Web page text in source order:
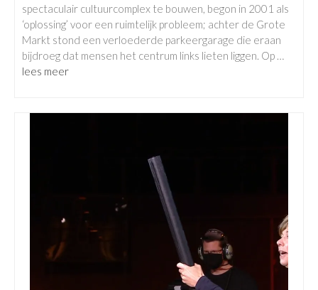
spectaculair cultuurcomplex te bouwen, begon in 2001 als
‘oplossing’ voor een ruimtelijk probleem; achter de Grote
Markt stond een verloederde parkeergarage die eraan
bijdroeg dat mensen het centrum links lieten liggen. Op …
lees meer